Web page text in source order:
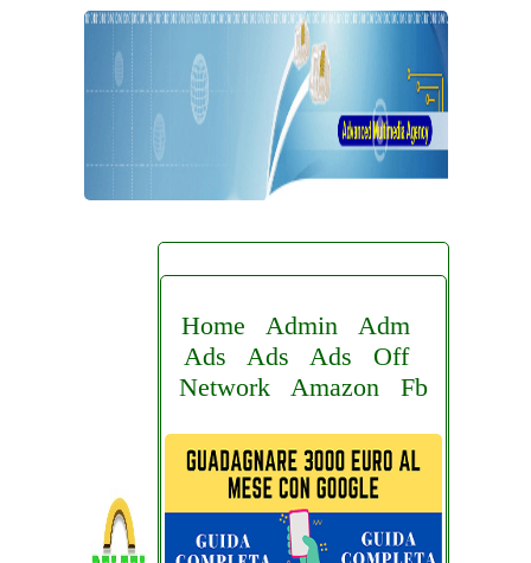
Home Admin
Adm
Ads
Ads Ads
Off
Network
Amazon Fb